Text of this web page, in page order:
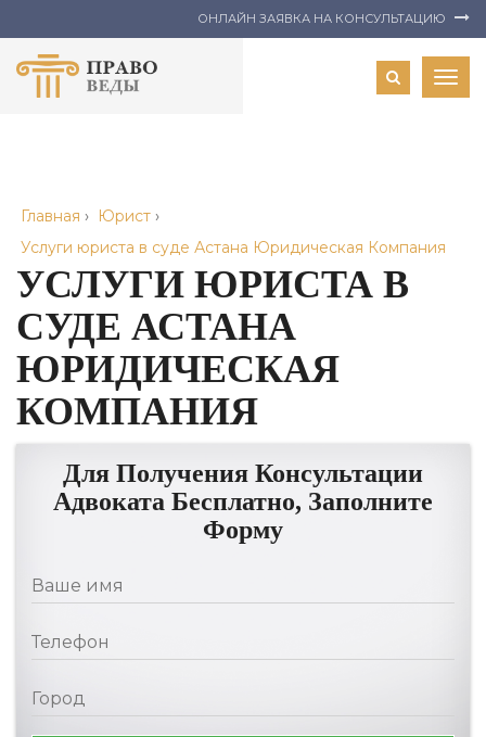
ОНЛАЙН ЗАЯВКА НА КОНСУЛЬТАЦИЮ
Главная › Юрист ›
Услуги юриста в суде Астана Юридическая Компания
УСЛУГИ ЮРИСТА В
СУДЕ АСТАНА
ЮРИДИЧЕСКАЯ
КОМПАНИЯ
Для Получения Консультации
Адвоката Бесплатно, Заполните
Форму